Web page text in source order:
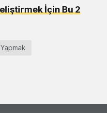
İçin Bu 2